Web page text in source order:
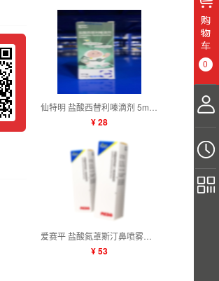
0
¥ 28
¥ 53